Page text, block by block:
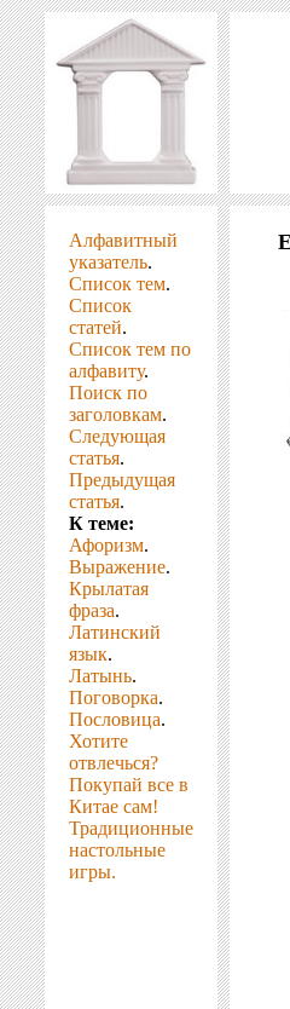
Алфавитный
указатель.
Список тем.
Список
статей.
Список тем по
алфавиту.
Поиск по
заголовкам.
Следующая
статья.
Предыдущая
статья.
К теме:
Афоризм.
Выражение.
Крылатая
фраза.
Латинский
язык.
Латынь.
Поговорка.
Пословица.
Хотите
отвлечься?
Покупай все в
Китае сам!
Традиционные
настольные
игры.